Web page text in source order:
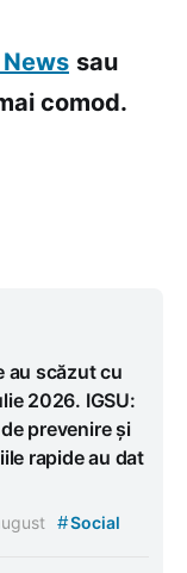
sau
comod.
au scăzut cu
2026. IGSU:
prevenire și
rapide au dat
#Social